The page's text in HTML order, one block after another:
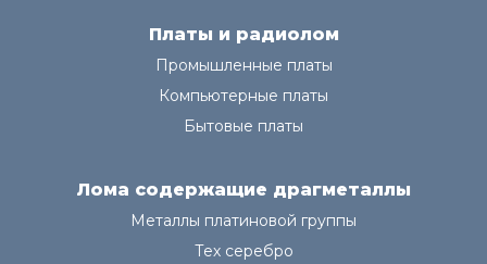
Платы и радиолом
Промышленные платы
Компьютерные платы
Бытовые платы
Лома содержащие драгметаллы
Металлы платиновой группы
Тех серебро